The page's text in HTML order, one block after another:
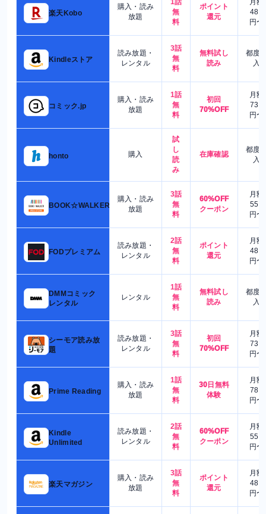
楽天Kobo
購入・読み
放題
無
料
ポイント
還元
480
円〜
Kindleストア
読み放題・
レンタル
3話
無
料
無料試し
読み
都度
入
コミック.jp
購入・読み
放題
1話
無
料
初回
70%OFF
月額
730
円〜
honto 購入
試
し
読
み
在庫確認
都度
入
BOOK☆WALKER
購入・読み
放題
3話
無
料
60%OFF
クーポン
月額
550
円〜
FODプレミアム
読み放題・
レンタル
2話
無
料
ポイント
還元
月額
480
円〜
DMMコミック
レンタル
レンタル
1話
無
料
無料試し
読み
都度
入
シーモア読み放
題
読み放題・
レンタル
3話
無
料
初回
70%OFF
月額
730
円〜
Prime Reading
購入・読み
放題
1話
無
料
30日無料
体験
月額
780
円〜
Kindle
Unlimited
読み放題・
レンタル
2話
無
料
60%OFF
クーポン
月額
550
円〜
楽天マガジン
購入・読み
放題
3話
無
料
ポイント
還元
月額
480
円〜